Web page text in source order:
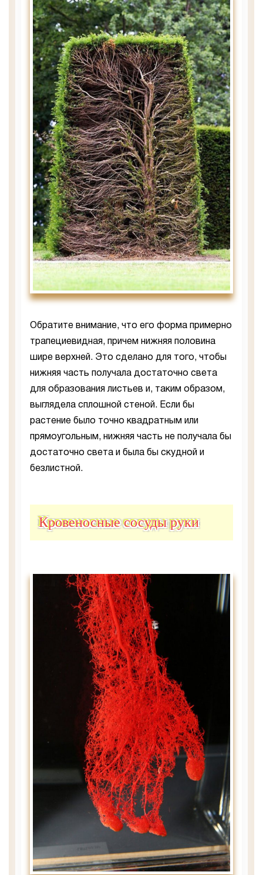
Обратите внимание, что его форма примерно
трапециевидная, причем нижняя половина
шире верхней. Это сделано для того, чтобы
нижняя часть получала достаточно света
для образования листьев и, таким образом,
выглядела сплошной стеной. Если бы
растение было точно квадратным или
прямоугольным, нижняя часть не получала бы
достаточно света и была бы скудной и
безлистной.
Кровеносные сосуды руки